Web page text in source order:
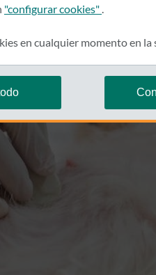
"configurar cookies" .
en cualquier momento en la